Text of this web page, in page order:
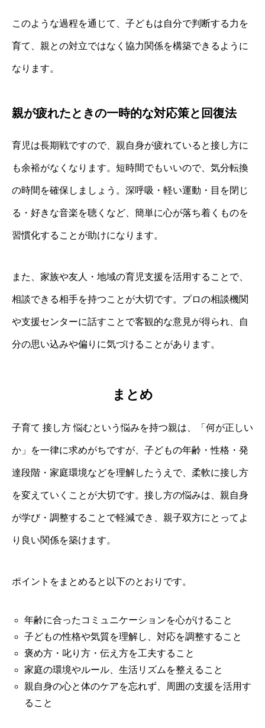
このような過程を通じて、子どもは自分で判断する力を
育て、親との対立ではなく協力関係を構築できるように
なります。
親が疲れたときの一時的な対応策と回復法
育児は長期戦ですので、親自身が疲れていると接し方に
も余裕がなくなります。短時間でもいいので、気分転換
の時間を確保しましょう。深呼吸・軽い運動・目を閉じ
る・好きな音楽を聴くなど、簡単に心が落ち着くものを
習慣化することが助けになります。
また、家族や友人・地域の育児支援を活用することで、
相談できる相手を持つことが大切です。プロの相談機関
や支援センターに話すことで客観的な意見が得られ、自
分の思い込みや偏りに気づけることがあります。
まとめ
子育て 接し方 悩むという悩みを持つ親は、「何が正しい
か」を一律に求めがちですが、子どもの年齢・性格・発
達段階・家庭環境などを理解したうえで、柔軟に接し方
を変えていくことが大切です。接し方の悩みは、親自身
が学び・調整することで軽減でき、親子双方にとってよ
り良い関係を築けます。
ポイントをまとめると以下のとおりです。
年齢に合ったコミュニケーションを心がけること
子どもの性格や気質を理解し、対応を調整すること
褒め方・叱り方・伝え方を工夫すること
家庭の環境やルール、生活リズムを整えること
親自身の心と体のケアを忘れず、周囲の支援を活用す
ること